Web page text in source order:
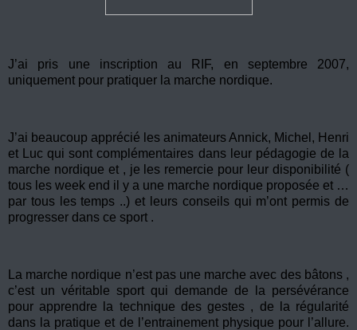
J’ai pris une inscription au RIF, en septembre 2007,
uniquement pour pratiquer la marche nordique.
J’ai beaucoup apprécié les animateurs Annick, Michel, Henri
et Luc qui sont complémentaires dans leur pédagogie de la
marche nordique et , je les remercie pour leur disponibilité (
tous les week end il y a une marche nordique proposée et …
par tous les temps ..) et leurs conseils qui m’ont permis de
progresser dans ce sport .
La marche nordique n’est pas une marche avec des bâtons ,
c’est un véritable sport qui demande de la persévérance
pour apprendre la technique des gestes , de la régularité
dans la pratique et de l’entrainement physique pour l’allure.